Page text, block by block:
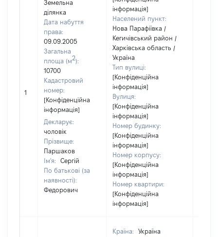
1
Земельна
ділянка
Дата набуття
права:
09.09.2005
Загальна
площа (м2):
10700
Кадастровий
номер:
[Конфіденційна
інформація]
Декларує:
чоловік
Прізвище:
Паршаков
Ім'я:
Сергій
По батькові (за
наявності):
Федорович
інформація]
Населений пункт:
Нова Парафіївка /
Кегичівський район /
Харківська область /
Україна
Тип вулиці:
[Конфіденційна
інформація]
Вулиця:
[Конфіденційна
інформація]
Номер будинку:
[Конфіденційна
інформація]
Номер корпусу:
[Конфіденційна
інформація]
Номер квартири:
[Конфіденційна
інформація]
Країна:
Україна